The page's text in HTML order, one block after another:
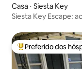
Casa ⋅ Siesta Key
Siesta Key Escape:
Entre os melhores
Preferido dos